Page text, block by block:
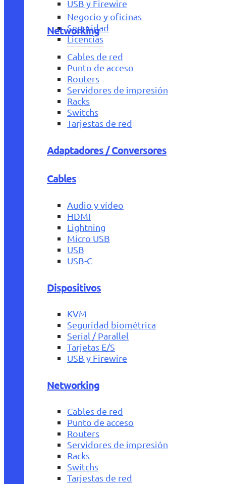
Negocio y oficinas
Seguridad
Licencias
USB y Firewire
Networking
Cables de red
Punto de acceso
Routers
Servidores de impresión
Racks
Switchs
Tarjestas de red
Adaptadores / Conversores
Cables
Audio y vídeo
HDMI
Lightning
Micro USB
USB
USB-C
Dispositivos
KVM
Seguridad biométrica
Serial / Parallel
Tarjetas E/S
USB y Firewire
Networking
Cables de red
Punto de acceso
Routers
Servidores de impresión
Racks
Switchs
Tarjestas de red